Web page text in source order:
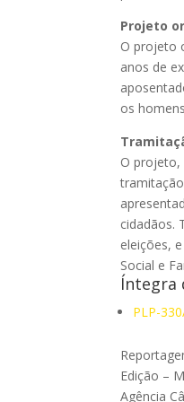
Projeto
O projeto
anos de
os
O
cidadãos.
eleições,
Social e
Íntegra
PLP-
Edição –
Agência